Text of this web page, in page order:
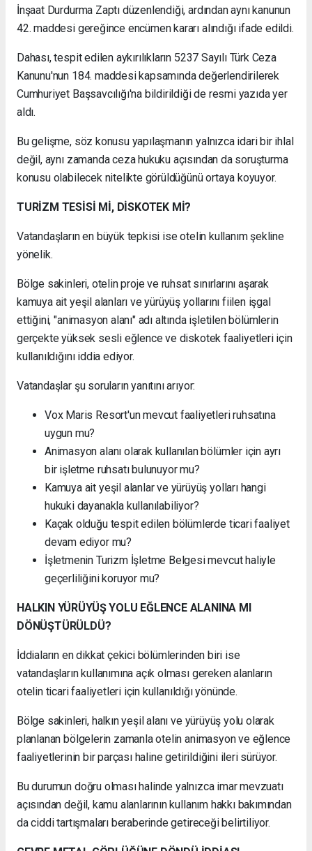
İnşaat Durdurma Zaptı düzenlendiği, ardından aynı kanunun
42. maddesi gereğince encümen kararı alındığı ifade edildi.
Dahası, tespit edilen aykırılıkların 5237 Sayılı Türk Ceza
Kanunu'nun 184. maddesi kapsamında değerlendirilerek
Cumhuriyet Başsavcılığı'na bildirildiği de resmi yazıda yer
aldı.
Bu gelişme, söz konusu yapılaşmanın yalnızca idari bir ihlal
değil, aynı zamanda ceza hukuku açısından da soruşturma
konusu olabilecek nitelikte görüldüğünü ortaya koyuyor.
TURİZM TESİSİ Mİ, DİSKOTEK Mİ?
Vatandaşların en büyük tepkisi ise otelin kullanım şekline
yönelik.
Bölge sakinleri, otelin proje ve ruhsat sınırlarını aşarak
kamuya ait yeşil alanları ve yürüyüş yollarını fiilen işgal
ettiğini, "animasyon alanı" adı altında işletilen bölümlerin
gerçekte yüksek sesli eğlence ve diskotek faaliyetleri için
kullanıldığını iddia ediyor.
Vatandaşlar şu soruların yanıtını arıyor:
Vox Maris Resort'un mevcut faaliyetleri ruhsatına
uygun mu?
Animasyon alanı olarak kullanılan bölümler için ayrı
bir işletme ruhsatı bulunuyor mu?
Kamuya ait yeşil alanlar ve yürüyüş yolları hangi
hukuki dayanakla kullanılabiliyor?
Kaçak olduğu tespit edilen bölümlerde ticari faaliyet
devam ediyor mu?
İşletmenin Turizm İşletme Belgesi mevcut haliyle
geçerliliğini koruyor mu?
HALKIN YÜRÜYÜŞ YOLU EĞLENCE ALANINA MI
DÖNÜŞTÜRÜLDÜ?
İddiaların en dikkat çekici bölümlerinden biri ise
vatandaşların kullanımına açık olması gereken alanların
otelin ticari faaliyetleri için kullanıldığı yönünde.
Bölge sakinleri, halkın yeşil alanı ve yürüyüş yolu olarak
planlanan bölgelerin zamanla otelin animasyon ve eğlence
faaliyetlerinin bir parçası haline getirildiğini ileri sürüyor.
Bu durumun doğru olması halinde yalnızca imar mevzuatı
açısından değil, kamu alanlarının kullanım hakkı bakımından
da ciddi tartışmaları beraberinde getireceği belirtiliyor.